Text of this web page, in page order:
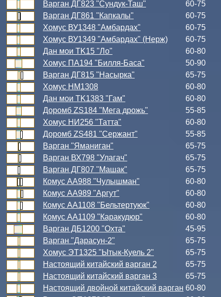
Варган ДГ823 "Сундук-Таш"
60-75
Варган ДГ861 "Капкалы"
60-75
Хомус ВУ1348 "Амбардах"
60-75
Хомус ВУ1349 "Амбардах" (Нерж)
60-75
Дан мои TK15 "Ло"
60-80
Хомус ПА194 "Билля-Баса"
50-90
Варган ДГ815 "Насырка"
65-75
Хомус НМ1308
60-80
Дан мои TK1383 "Гам"
60-80
Доромб ZS184 "Мега дрожь"
55-85
Хомус НИ256 "Татта"
60-80
Доромб ZS481 "Сержант"
55-85
Варган "Яманиган"
65-75
Варган ВХ798 "Улагач"
65-75
Варган ДГ807 "Машак"
65-75
Комус АА988 "Чулышман"
60-80
Комус АА989 "Аргут"
60-80
Комус АА1108 "Бельтертуюк"
60-80
Комус АА1109 "Каракудюр"
60-80
Варган ДБ1200 "Охта"
45-95
Варган "Дарасун-2"
65-75
Хомус ЭТ1325 "Ытык-Куель 2"
65-75
Настоящий китайский варган 2
65-75
Настоящий китайский варган 3
65-75
Настоящий двойной китайский варган 60-80